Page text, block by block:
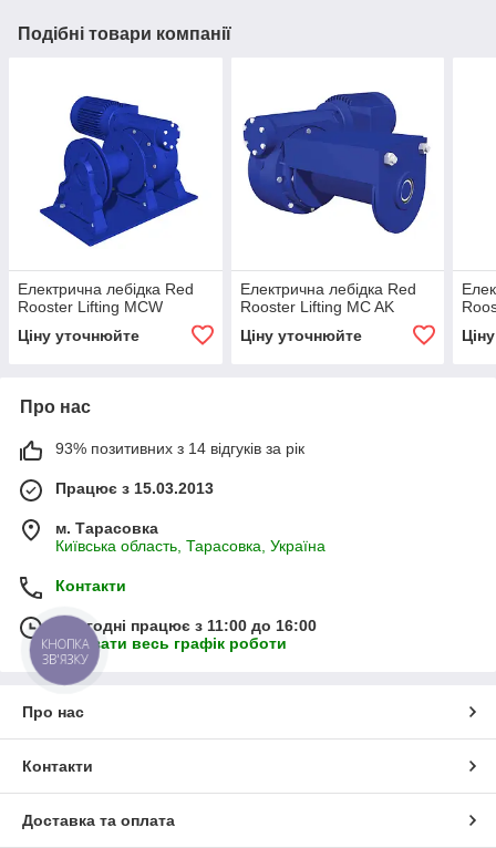
Подібні товари компанії
Електрична лебідка Red
Rooster Lifting MCW
Ціну уточнюйте
Електрична лебідка Red
Rooster Lifting MC AK
Ціну уточнюйте
Про нас
93% позитивних з 14 відгуків за рік
Працює з 15.03.2013
м. Тарасовка
Київська область, Тарасовка, Україна
Контакти
Сьогодні працює з 11:00 до 16:00
Показати весь графік роботи
Про нас
Контакти
Доставка та оплата
КНОПКА
ЗВ'ЯЗКУ